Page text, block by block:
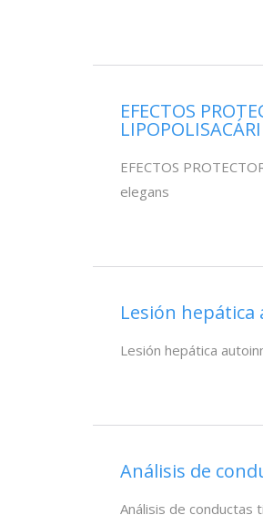
EFECTOS
EFECTOS
elegans
Lesión
Lesión hepática
Análisis de
Análisis de conductas